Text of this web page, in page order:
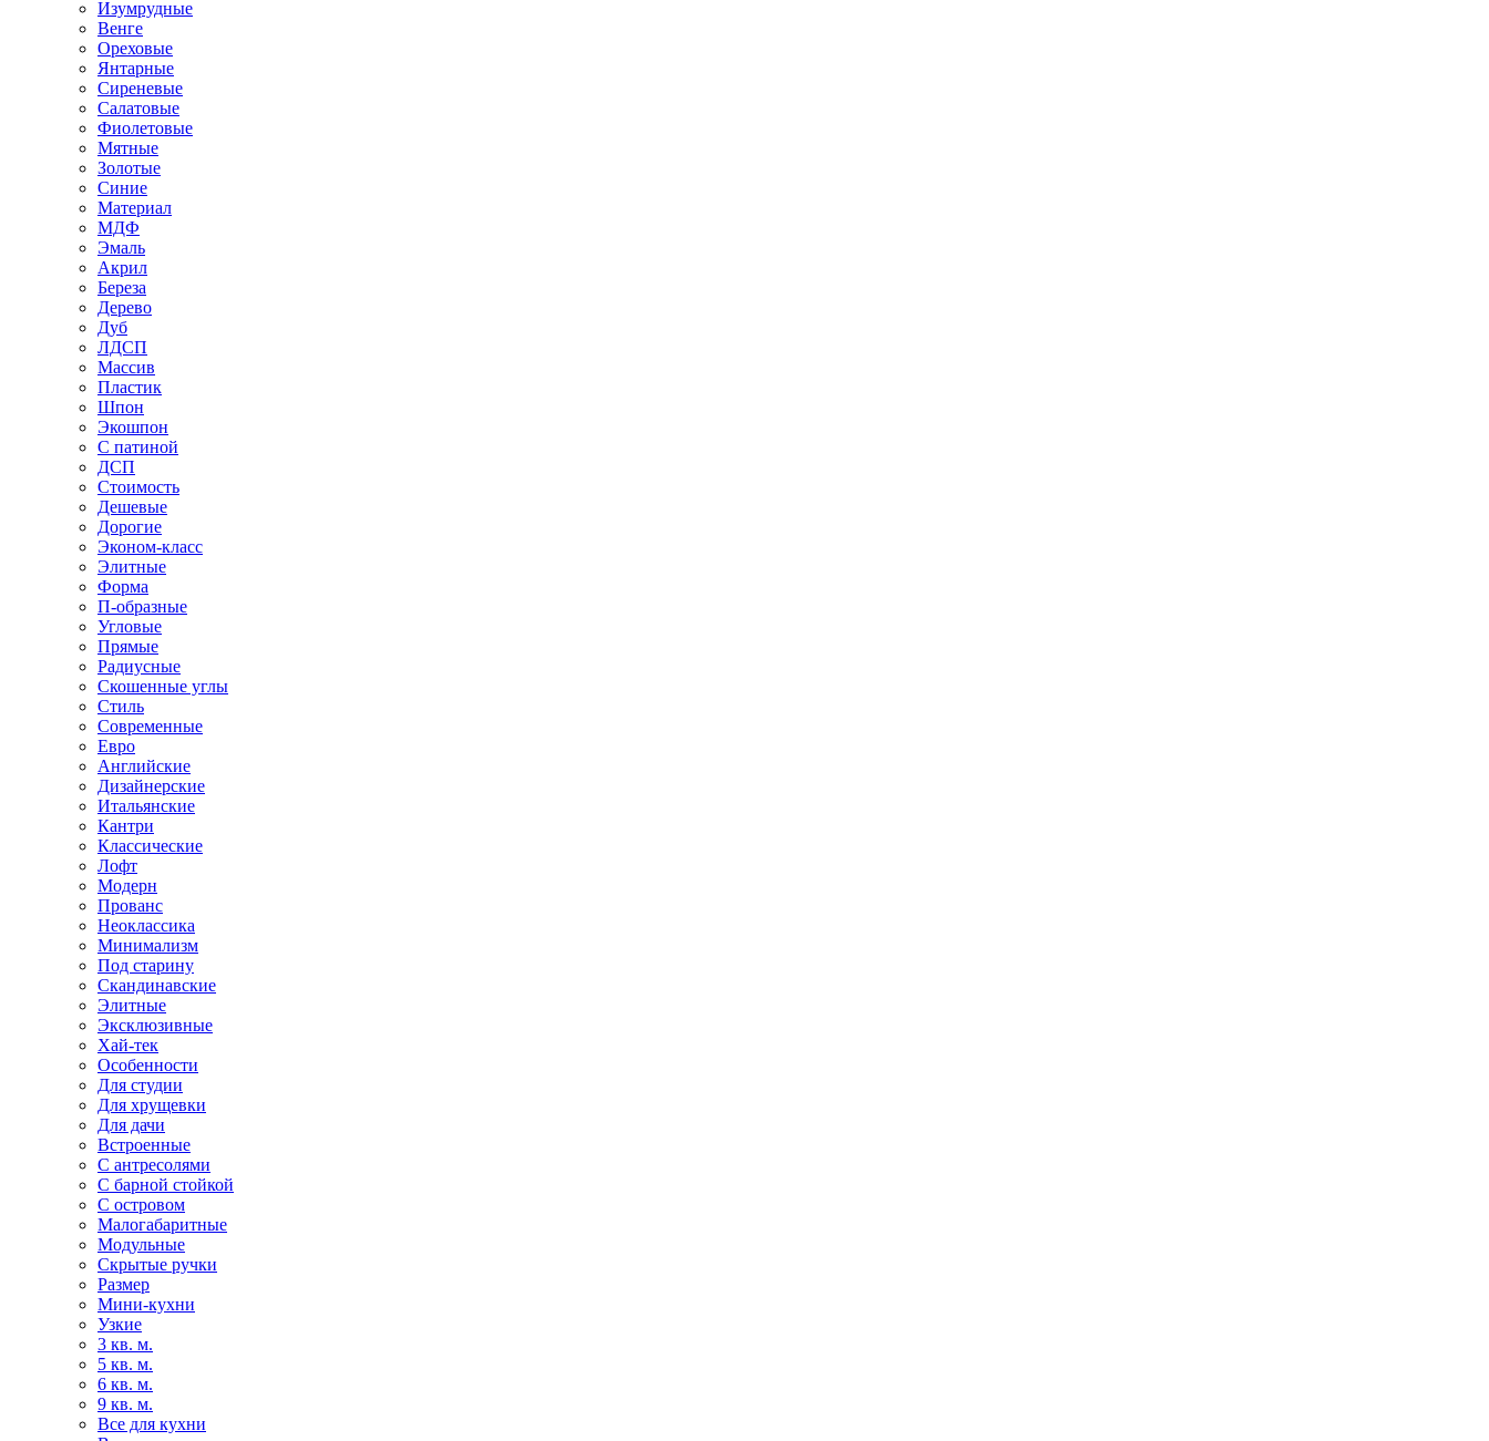
Изумрудные
Венге
Ореховые
Янтарные
Сиреневые
Салатовые
Фиолетовые
Мятные
Золотые
Синие
Материал
МДФ
Эмаль
Акрил
Береза
Дерево
Дуб
ЛДСП
Массив
Пластик
Шпон
Экошпон
С патиной
ДСП
Стоимость
Дешевые
Дорогие
Эконом-класс
Элитные
Форма
П-образные
Угловые
Прямые
Радиусные
Скошенные углы
Стиль
Современные
Евро
Английские
Дизайнерские
Итальянские
Кантри
Классические
Лофт
Модерн
Прованс
Неоклассика
Минимализм
Под старину
Скандинавские
Элитные
Эксклюзивные
Хай-тек
Особенности
Для студии
Для хрущевки
Для дачи
Встроенные
С антресолями
С барной стойкой
С островом
Малогабаритные
Модульные
Скрытые ручки
Размер
Мини-кухни
Узкие
3 кв. м.
5 кв. м.
6 кв. м.
9 кв. м.
Все для кухни